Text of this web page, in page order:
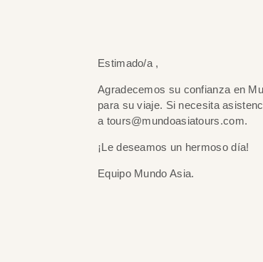
Estimado/a ,
Agradecemos su confianza en
para su viaje. Si necesita
a tours@mundoasiatours.com.
¡Le deseamos un hermoso día!
Equipo Mundo Asia.